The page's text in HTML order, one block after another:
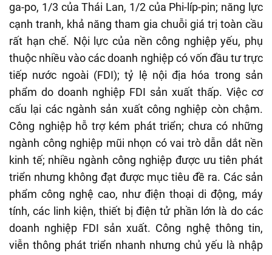
ga-po, 1/3 của Thái Lan, 1/2 của Phi-líp-pin; năng lực
cạnh tranh, khả năng tham gia chuỗi giá trị toàn cầu
rất hạn chế. Nội lực của nền công nghiệp yếu, phụ
thuộc nhiều vào các doanh nghiệp có vốn đầu tư trực
tiếp nước ngoài (FDI); tỷ lệ nội địa hóa trong sản
phẩm do doanh nghiệp FDI sản xuất thấp. Việc cơ
cấu lại các ngành sản xuất công nghiệp còn chậm.
Công nghiệp hỗ trợ kém phát triển; chưa có những
ngành công nghiệp mũi nhọn có vai trò dẫn dắt nền
kinh tế; nhiều ngành công nghiệp được ưu tiên phát
triển nhưng không đạt được mục tiêu đề ra. Các sản
phẩm công nghệ cao, như điện thoại di động, máy
tính, các linh kiện, thiết bị điện tử phần lớn là do các
doanh nghiệp FDI sản xuất. Công nghệ thông tin,
viễn thông phát triển nhanh nhưng chủ yếu là nhập